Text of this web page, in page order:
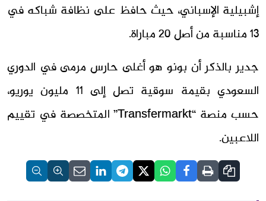
إشبيلية الإسباني، حيث حافظ على نظافة شباكه في
13 مناسبة من أصل 20 مباراة.
جدير بالذكر أن بونو هو أغلى حارس مرمى في الدوري
السعودي بقيمة سوقية تصل إلى 11 مليون يوريو،
حسب منصة “Transfermarkt” المتخصصة في تقييم
اللاعبين.